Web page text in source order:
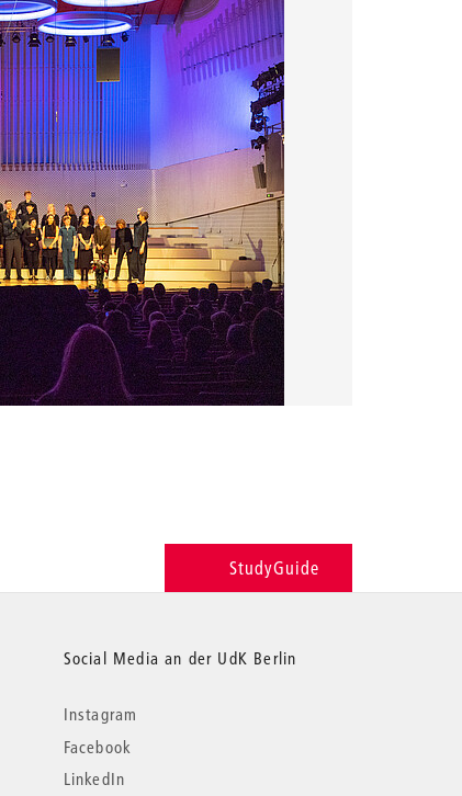
StudyGuide
Social Media an der UdK Berlin
Instagram
Facebook
LinkedIn